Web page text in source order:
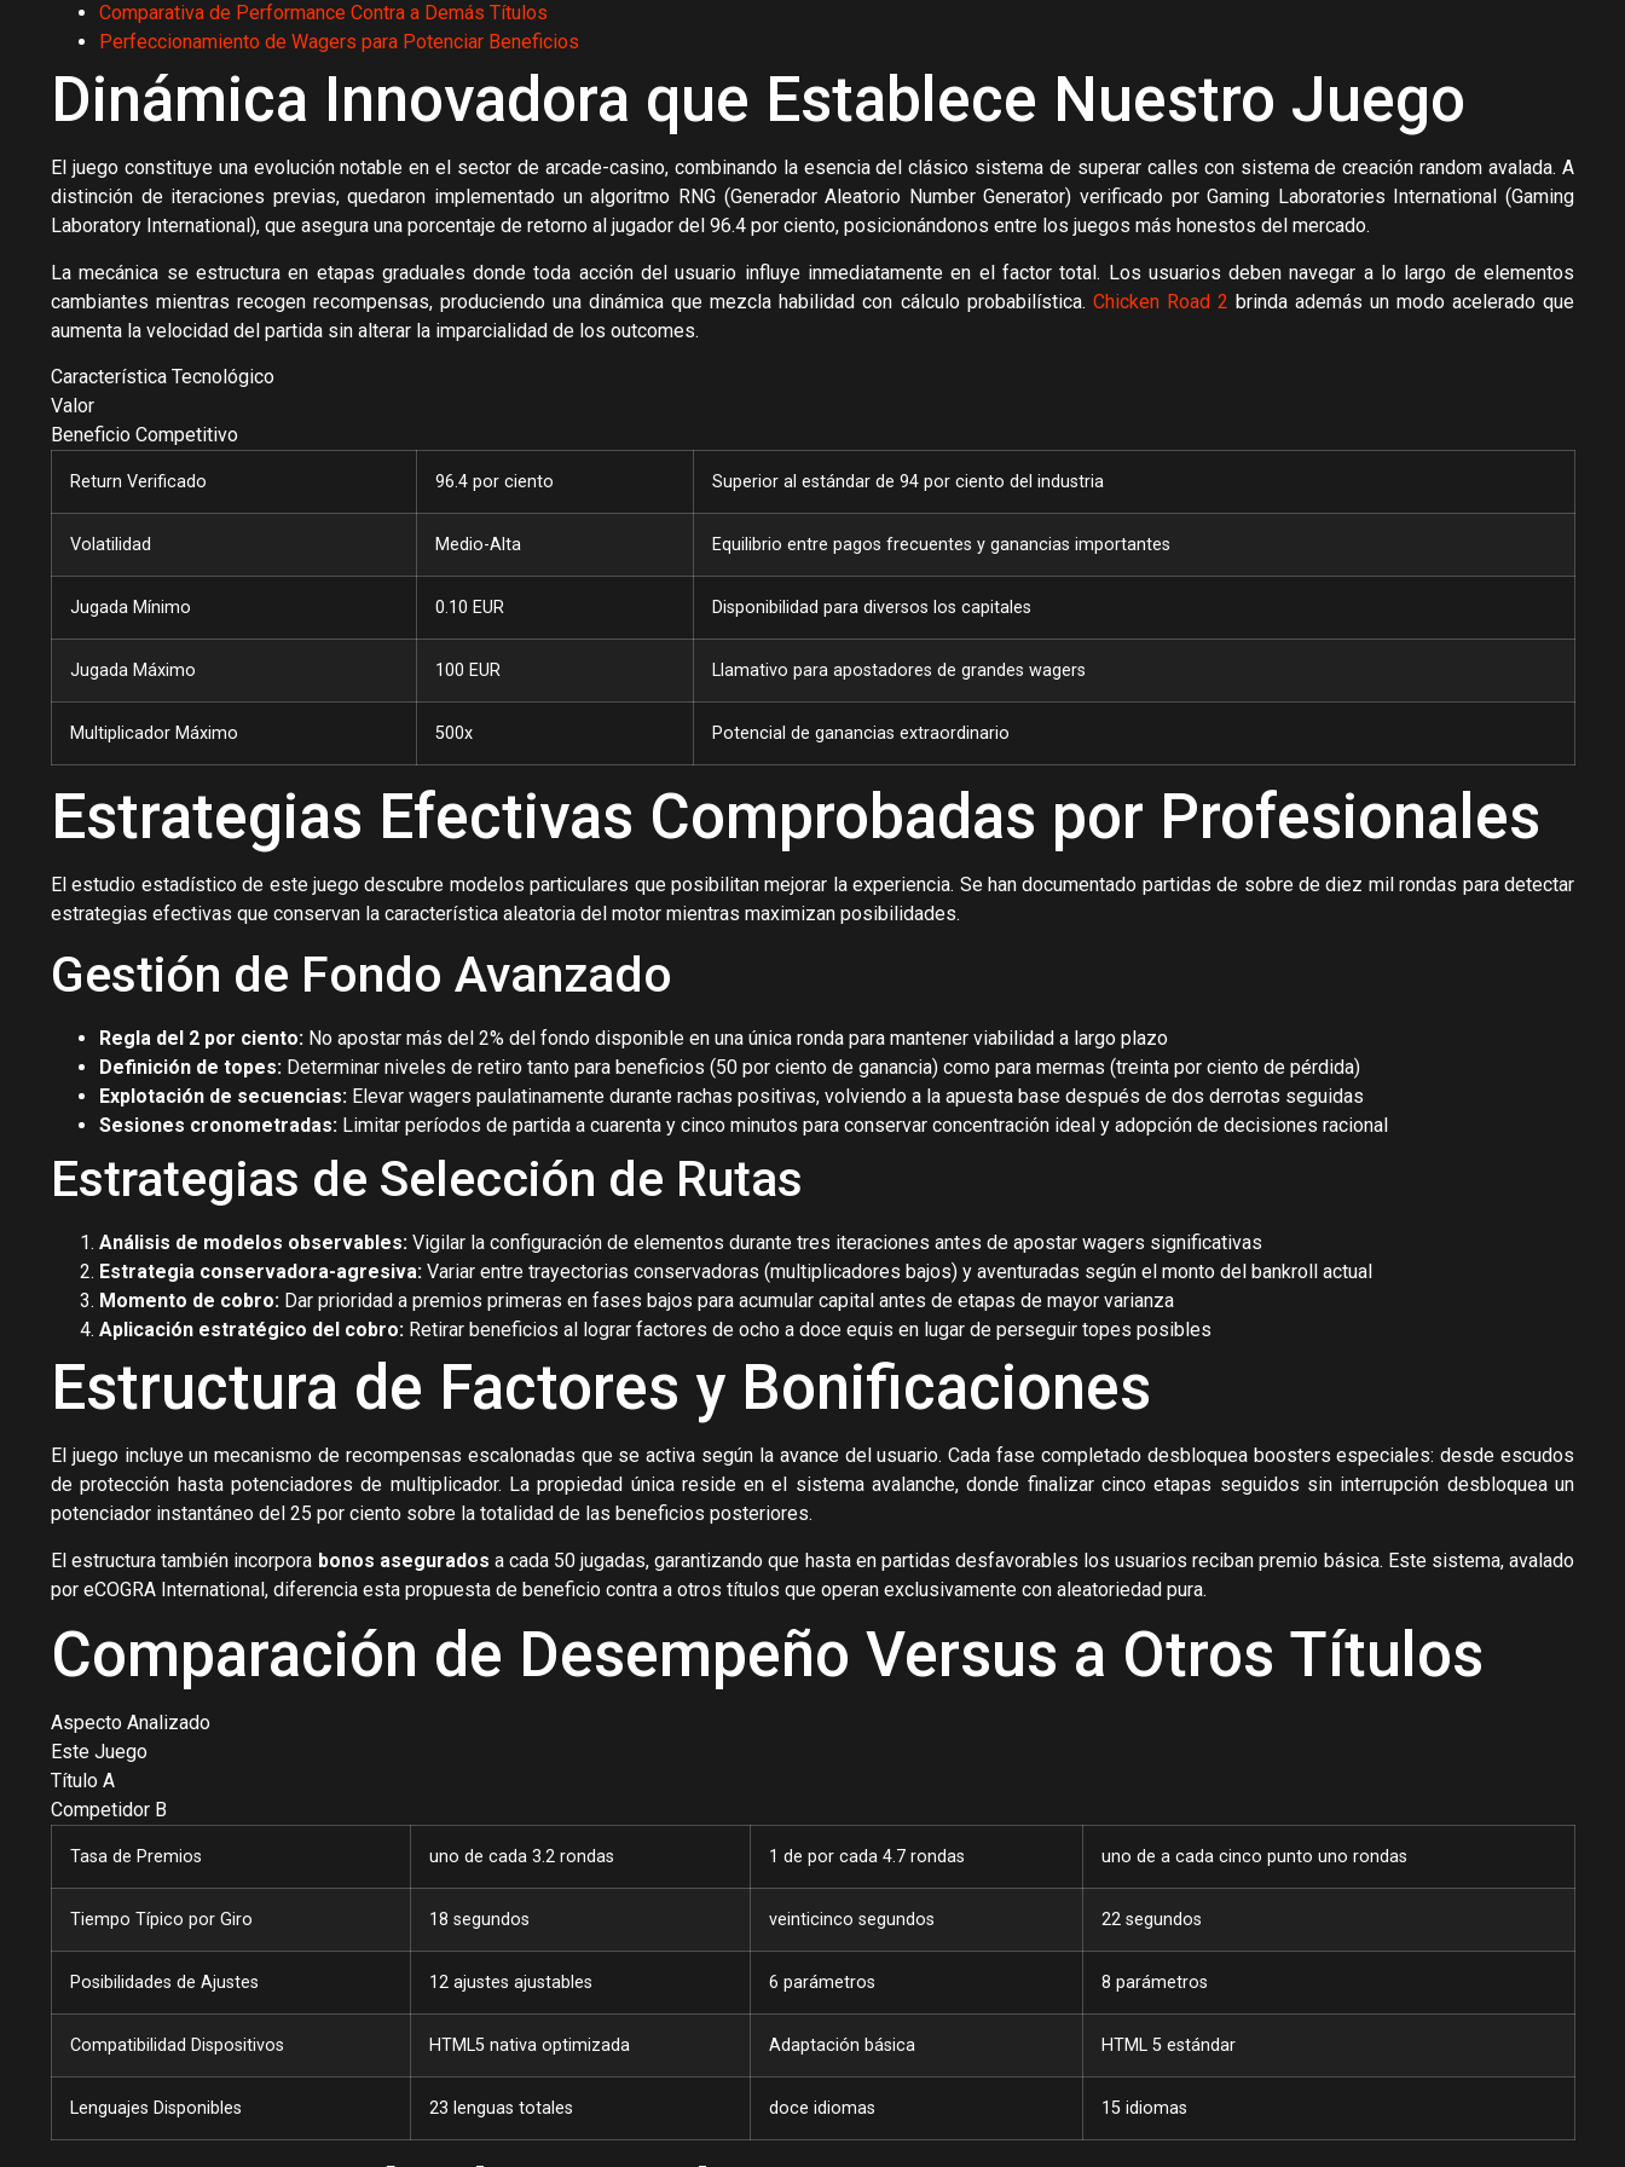
Comparativa de Performance Contra a Demás Títulos
Perfeccionamiento de Wagers para Potenciar Beneficios
Dinámica Innovadora que Establece Nuestro Juego
El juego constituye una evolución notable en el sector de arcade-casino, combinando la esencia del clásico sistema de superar calles con sistema de creación random avalada. A
distinción de iteraciones previas, quedaron implementado un algoritmo RNG (Generador Aleatorio Number Generator) verificado por Gaming Laboratories International (Gaming
Laboratory International), que asegura una porcentaje de retorno al jugador del 96.4 por ciento, posicionándonos entre los juegos más honestos del mercado.
La mecánica se estructura en etapas graduales donde toda acción del usuario influye inmediatamente en el factor total. Los usuarios deben navegar a lo largo de elementos
cambiantes mientras recogen recompensas, produciendo una dinámica que mezcla habilidad con cálculo probabilística. Chicken Road 2 brinda además un modo acelerado que
aumenta la velocidad del partida sin alterar la imparcialidad de los outcomes.
Característica Tecnológico
Valor
Beneficio Competitivo
Return Verificado 96.4 por ciento Superior al estándar de 94 por ciento del industria
Volatilidad Medio-Alta Equilibrio entre pagos frecuentes y ganancias importantes
Jugada Mínimo 0.10 EUR Disponibilidad para diversos los capitales
Jugada Máximo 100 EUR Llamativo para apostadores de grandes wagers
Multiplicador Máximo 500x Potencial de ganancias extraordinario
Estrategias Efectivas Comprobadas por Profesionales
El estudio estadístico de este juego descubre modelos particulares que posibilitan mejorar la experiencia. Se han documentado partidas de sobre de diez mil rondas para detectar
estrategias efectivas que conservan la característica aleatoria del motor mientras maximizan posibilidades.
Gestión de Fondo Avanzado
Regla del 2 por ciento: No apostar más del 2% del fondo disponible en una única ronda para mantener viabilidad a largo plazo
Definición de topes: Determinar niveles de retiro tanto para beneficios (50 por ciento de ganancia) como para mermas (treinta por ciento de pérdida)
Explotación de secuencias: Elevar wagers paulatinamente durante rachas positivas, volviendo a la apuesta base después de dos derrotas seguidas
Sesiones cronometradas: Limitar períodos de partida a cuarenta y cinco minutos para conservar concentración ideal y adopción de decisiones racional
Estrategias de Selección de Rutas
Análisis de modelos observables: Vigilar la configuración de elementos durante tres iteraciones antes de apostar wagers significativas
Estrategia conservadora-agresiva: Variar entre trayectorias conservadoras (multiplicadores bajos) y aventuradas según el monto del bankroll actual
Momento de cobro: Dar prioridad a premios primeras en fases bajos para acumular capital antes de etapas de mayor varianza
Aplicación estratégico del cobro: Retirar beneficios al lograr factores de ocho a doce equis en lugar de perseguir topes posibles
Estructura de Factores y Bonificaciones
El juego incluye un mecanismo de recompensas escalonadas que se activa según la avance del usuario. Cada fase completado desbloquea boosters especiales: desde escudos
de protección hasta potenciadores de multiplicador. La propiedad única reside en el sistema avalanche, donde finalizar cinco etapas seguidos sin interrupción desbloquea un
potenciador instantáneo del 25 por ciento sobre la totalidad de las beneficios posteriores.
El estructura también incorpora bonos asegurados a cada 50 jugadas, garantizando que hasta en partidas desfavorables los usuarios reciban premio básica. Este sistema, avalado
por eCOGRA International, diferencia esta propuesta de beneficio contra a otros títulos que operan exclusivamente con aleatoriedad pura.
Comparación de Desempeño Versus a Otros Títulos
Aspecto Analizado
Este Juego
Título A
Competidor B
Tasa de Premios uno de cada 3.2 rondas 1 de por cada 4.7 rondas uno de a cada cinco punto uno rondas
Tiempo Típico por Giro 18 segundos veinticinco segundos 22 segundos
Posibilidades de Ajustes 12 ajustes ajustables 6 parámetros 8 parámetros
Compatibilidad Dispositivos HTML5 nativa optimizada Adaptación básica HTML 5 estándar
Lenguajes Disponibles 23 lenguas totales doce idiomas 15 idiomas